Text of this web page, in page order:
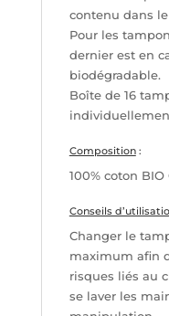
contenu dans
Pour les
dernier est en
biodégradable.
Boîte de 16
Composition:
100% coton BIO
Conseils
Changer le
maximum afin
risques liés au
se laver les